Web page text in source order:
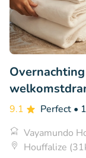
9.1 Perfect •
Vayamundo
Houffalize